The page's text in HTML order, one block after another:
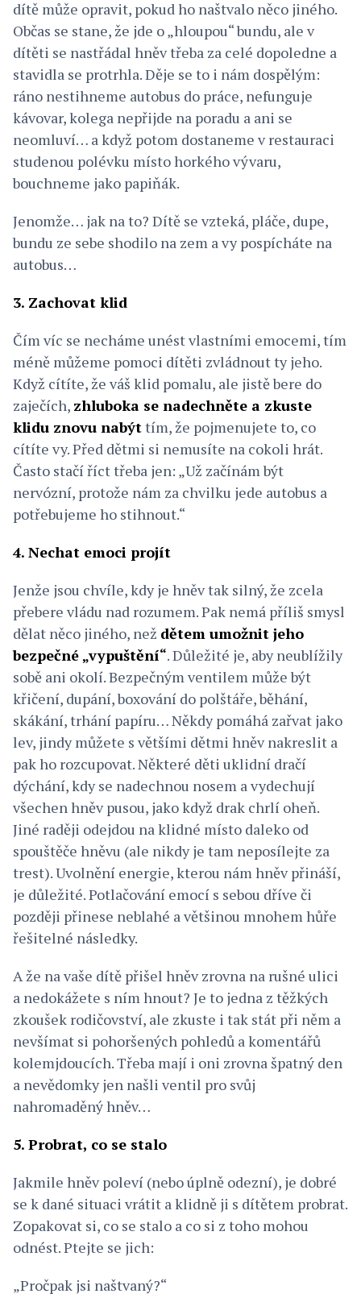
dítě může opravit, pokud ho naštvalo něco jiného.
Občas se stane, že jde o „hloupou“ bundu, ale v
dítěti se nastřádal hněv třeba za celé dopoledne a
stavidla se protrhla. Děje se to i nám dospělým:
ráno nestihneme autobus do práce, nefunguje
kávovar, kolega nepřijde na poradu a ani se
neomluví… a když potom dostaneme v restauraci
studenou polévku místo horkého vývaru,
bouchneme jako papiňák.
Jenomže… jak na to? Dítě se vzteká, pláče, dupe,
bundu ze sebe shodilo na zem a vy pospícháte na
autobus…
3. Zachovat klid
Čím víc se necháme unést vlastními emocemi, tím
méně můžeme pomoci dítěti zvládnout ty jeho.
Když cítíte, že váš klid pomalu, ale jistě bere do
zaječích, zhluboka se nadechněte a zkuste
klidu znovu nabýttím, že pojmenujete to, co
cítíte vy. Před dětmi si nemusíte na cokoli hrát.
Často stačí říct třeba jen: „Už začínám být
nervózní, protože nám za chvilku jede autobus a
potřebujeme ho stihnout.“
4. Nechat emoci projít
Jenže jsou chvíle, kdy je hněv tak silný, že zcela
přebere vládu nad rozumem. Pak nemá příliš smysl
dělat něco jiného, než dětem umožnit jeho
bezpečné „vypuštění“. Důležité je, aby neublížily
sobě ani okolí. Bezpečným ventilem může být
křičení, dupání, boxování do polštáře, běhání,
skákání, trhání papíru… Někdy pomáhá zařvat jako
lev, jindy můžete s většími dětmi hněv nakreslit a
pak ho rozcupovat. Některé děti uklidní dračí
dýchání, kdy se nadechnou nosem a vydechují
všechen hněv pusou, jako když drak chrlí oheň.
Jiné raději odejdou na klidné místo daleko od
spouštěče hněvu (ale nikdy je tam neposílejte za
trest). Uvolnění energie, kterou nám hněv přináší,
je důležité. Potlačování emocí s sebou dříve či
později přinese neblahé a většinou mnohem hůře
řešitelné následky.
A že na vaše dítě přišel hněv zrovna na rušné ulici
a nedokážete s ním hnout? Je to jedna z těžkých
zkoušek rodičovství, ale zkuste i tak stát při něm a
nevšímat si pohoršených pohledů a komentářů
kolemjdoucích. Třeba mají i oni zrovna špatný den
a nevědomky jen našli ventil pro svůj
nahromaděný hněv…
5. Probrat, co se stalo
Jakmile hněv poleví (nebo úplně odezní), je dobré
se k dané situaci vrátit a klidně ji s dítětem probrat.
Zopakovat si, co se stalo a co si z toho mohou
odnést. Ptejte se jich:
„Pročpak jsi naštvaný?“